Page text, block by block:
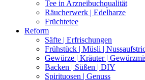
Tee in Arzneibuchqualität
Räucherwerk | Edelharze
Früchtetee
Reform
Säfte | Erfrischungen
Frühstück | Müsli |
Gewürze | Kräuter |
Backen | Süßen | DIY
Spirituosen | Genuss